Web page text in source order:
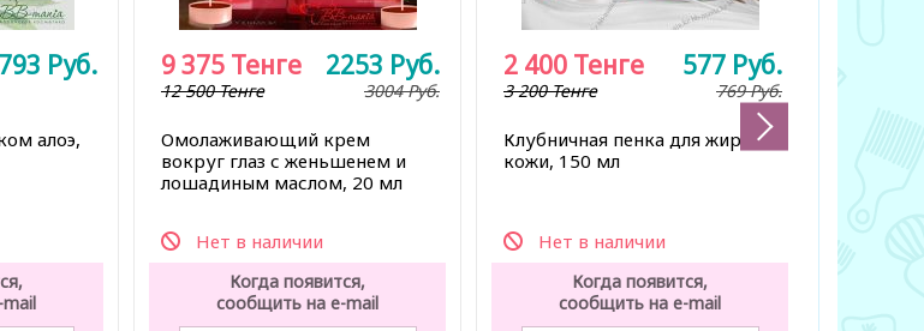
алоэ,
793 Руб.
Омолаживающий крем
вокруг глаз с женьшенем и
лошадиным маслом, 20 мл
Нет в наличии
9 375 Тенге 2253 Руб.
12 500 Тенге 3004Руб.
Когда появится,
сообщить на e-mail
Клубничная пенка для жирной
кожи, 150 мл
Нет в наличии
2 400 Тенге 577 Руб.
3 200 Тенге 769Руб.
Когда появится,
сообщить на e-mail